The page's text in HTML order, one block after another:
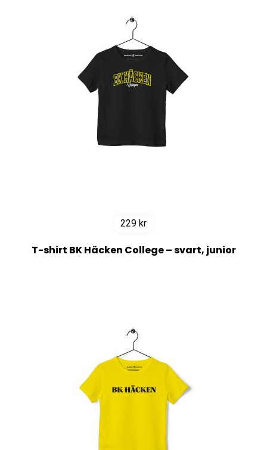
229 kr
T-shirt BK Häcken College – svart, junior